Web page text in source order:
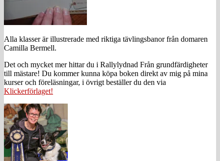
Alla klasser är illustrerade med riktiga tävlingsbanor från domaren
Camilla Bermell.
Det och mycket mer hittar du i Rallylydnad Från grundfärdigheter
till mästare! Du kommer kunna köpa boken direkt av mig på mina
kurser och föreläsningar, i övrigt beställer du den via
Klickerförlaget!